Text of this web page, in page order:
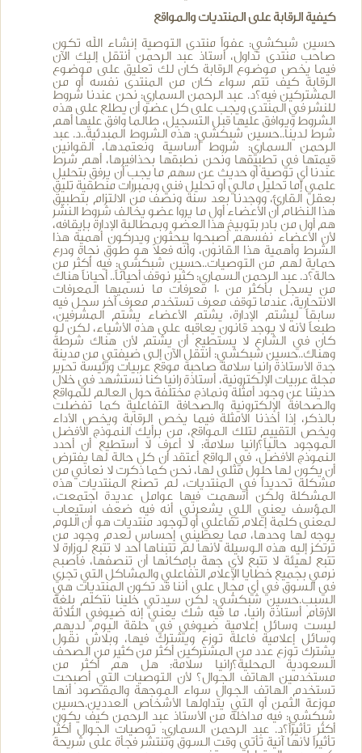
كيفية الرقابة على المنتديات والمواقع
حسين شبكشي: عفواً منتدى التوصية إنشاء الله تكون
صاحب منتدى تداول، أستاذ عبد الرحمن أنتقل إليك الآن
فيما يخص موضوع الرقابة كان لك تعليق على موضوع
الرقابة كيف تتم سواء كان من المنتدى نفسه أو من
المشتركين فيه؟د. عبد الرحمن السماري: نحن عندنا شروط
للنشر في المنتدى ويجب على كل عضو أن يطلع على هذه
الشروط ويوافق عليها قبل التسجيل، طالما وافق عليها أهم
شرط لدينا..حسين شبكشي: هذه الشروط المبدئية..د. عبد
الرحمن السماري: شروط أساسية ونعتمدها، القوانين
قيمتها في تطبيقها ونحن نطبقها بحذافيرها، أهم شرط
عندنا أي توصية أو حديث عن سهم ما يجب أن يرفق بتحليل
علمي إما تحليل مالي أو تحليل فني وبمبررات منطقية تليق
بعقل القارئ، ووجدنا بعد سنة ونصف من الالتزام بتطبيق
هذا النظام أن الأعضاء أول ما يروا عضو يخالف شروط النشر
هم أول من بادر بتوبيخ هذا العضو وبمطالبة الإدارة بإيقافه،
لأن الأعضاء نفسهم أصبحوا يبحثون ويدركون أهمية هذا
الشرط وأهمية هذا القانون، وأنه فعلاً هو طوق نجاة ودرع
حماية لهم من التوصيات..حسين شبكشي: فيه أكثر من
حالة؟د. عبد الرحمن السماري: كثير نوقف أحياناً.. أحياناً هناك
من يسجل بأكثر من 10 معرفات ما نسميها المعرفات
الانتحارية، عندما توقف معرف تستخدم معرف آخر سجل فيه
سابقاً ليشتم الإدارة، يشتم الأعضاء يشتم المشرفين،
طبعاً لأنه لا يوجد قانون يعاقبه على هذه الأشياء، لكن لو
كان في الشارع لا يستطيع أن يشتم لأن هناك شرطة
وهناك..حسين شبكشي: أنتقل الآن إلى ضيفتي من مدينة
جدة الأستاذة رانيا سلامة صاحبة موقع عربيات ورئيسة تحرير
مجلة عربيات الإلكترونية، أستاذة رانيا كنا نستشهد في خلال
حديثنا عن وجود أمثلة ونماذج مختلفة حول العالم للمواقع
والصحافة الإلكترونية والصحافة التفاعلية كما تفضلت
بالذكر، إذا أخذنا الأمثلة فيما يخص الرقابة ويخص الأداء
ويخص التقييم لتلك المواقع، من برأيك النموذج الأفضل
الموجود حالياً؟رانيا سلامة: لا أعرف لا أستطيع أن أحدد
النموذج الأفضل، في الواقع أعتقد أن كل حالة لها يفترض
أن يكون لها حلول مثلى لها، نحن كما ذكرت لا نعاني من
مشكلة تحديداً في المنتديات، لم تصنع المنتديات هذه
المشكلة ولكن أسهمت فيها عوامل عديدة اجتمعت،
المؤسف يعني اللي يشعرني أنه فيه ضعف استيعاب
لمعنى كلمة إعلام تفاعلي أو لوجود منتديات هو أن اللوم
يوجه لها وحدها، مما يعطيني إحساس لعدم وجود من
ترتكز إليه هذه الوسيلة لأنها لم تتبناها أحد لا تتبع لوزارة لا
تتبع لهيئة لا تتبع لأي جهة بإمكانها أن تنصفها، فأصبح
نرمي بجميع خطايا الإعلام التفاعلي والمشاكل التي تجري
في السوق في أي مجال على أننا قد تكون المنتديات هي
السبب.حسين شبكشي: لكن سيدتي خلينا نتكلم بلغة
الأرقام أستاذة رانيا، ما فيه شك يعني إنه ضيوفي الثلاثة
ليست وسائل إعلامية ضيوفي في حلقة اليوم لديهم
وسائل إعلامية فاعلة توزع ويشترك فيها، وبلاش نقول
يشترك توزع عدد من المشتركين أكثر من كثير من الصحف
السعودية المحلية؟رانيا سلامة: هل هم أكثر من
مستخدمين الهاتف الجوال؟ لأن التوصيات التي أصبحت
تستخدم الهاتف الجوال سواء الموجهة والمقصود أنها
موزعة الثمن أو التي يتداولها الأشخاص العددين.حسين
شبكشي: فيه مداخلة من الأستاذ عبد الرحمن كيف يكون
أكثر تأثيراً؟د. عبد الرحمن السماري: توصيات الجوال أكثر
تأثيراً لأنها آنية تأتي وقت السوق وتنتشر فجأة على شريحة